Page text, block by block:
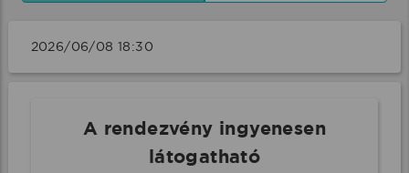
2026/06/08 18:30
A rendezvény ingyenesen
látogatható